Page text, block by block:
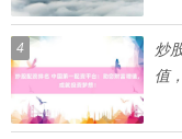
4
炒
值